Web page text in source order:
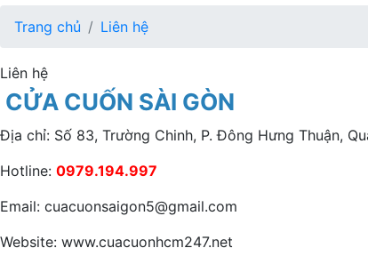
Trang chủ Liên hệ
Liên hệ
CỬA CUỐN SÀI GÒN
Địa chỉ: Số 83, Trường Chinh, P. Đông Hưng Thuận,
Hotline: 0979.194.997
Email: cuacuonsaigon5@gmail.com
Website: www.cuacuonhcm247.net